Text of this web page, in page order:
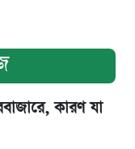
কারণ যা